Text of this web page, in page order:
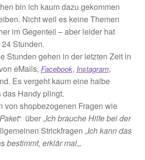
bin ich kaum dazu gekommen
Nicht weil es keine Themen
im Gegenteil – aber leider hat
Stunden.
Stunden gehen in der letzten Zeit in
eMails, Facebook, Instagram,
Es vergeht kaum eine halbe
Handy plingt.
von shopbezogenen Fragen wie
“ über „Ich brauche Hilfe bei der
Strickfragen „Ich kann das
bestimmt, erklär mal„.